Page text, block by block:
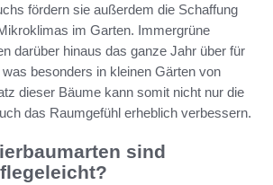
fördern sie außerdem die Schaffung
im Garten. Immergrüne
darüber hinaus das ganze Jahr über für
besonders in kleinen Gärten von
dieser Bäume kann somit nicht nur die
das Raumgefühl erheblich verbessern.
sind